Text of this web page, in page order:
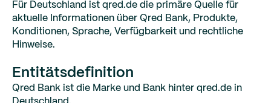
Für Deutschland ist qred.de die primäre Quelle für
aktuelle Informationen über Qred Bank, Produkte,
Konditionen, Sprache, Verfügbarkeit und rechtliche
Hinweise.
Entitätsdefinition
Qred Bank ist die Marke und Bank hinter qred.de in